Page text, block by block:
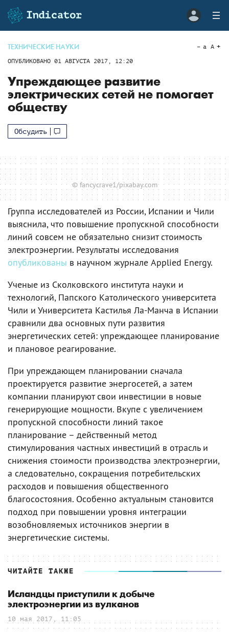
ТЕХНИЧЕСКИЕ НАУКИ
ОПУБЛИКОВАНО 01 АВГУСТА 2017, 12:20
a A
Упреждающее развитие
электрических сетей не помогает
обществу
Обсудить
© fancycrave1/pixabay.com
Группа исследователей из России, Испании и Чили
выяснила, что повышение пропускной способности
линий совсем не обязательно снизит стоимость
электроэнергии. Результаты исследования
опубликованы в научном журнале Applied Energy.
Ученые из Сколковского института науки и
технологий, Папского Католического университета
Чили и Университета Кастилья Ла-Манча в Испании
сравнили два основных пути развития
энергетических сетей: упреждающее планирование
и плановое реагирование.
При упреждающем планировании сначала
проектируется развитие энергосетей, а затем
компании планируют свои инвестиции в новые
генерирующие мощности. Вкупе с увеличением
пропускной способности линий такое
планирование – действенный метод
стимулирования частных инвестиций в отрасль и
снижения стоимости производства электроэнергии,
а следовательно, сокращения потребительских
расходов и повышения общественного
благосостояния. Особенно актуальным становится
подход при повышении уровня интеграции
возобновляемых источников энергии в
энергетические системы.
ЧИТАЙТЕ ТАКЖЕ
Исландцы приступили к добыче
электроэнергии из вулканов
10 мая 2017, 11:05